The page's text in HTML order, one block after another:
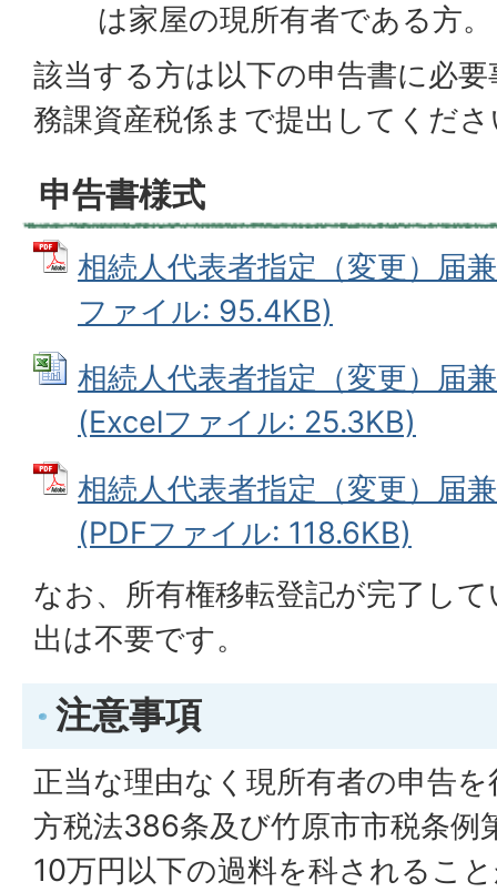
は家屋の現所有者である方。
該当する方は以下の申告書に必
務課資産税係まで提出してくだ
申告書様式
相続人代表者指定（変更）届
ファイル: 95.4KB)
相続人代表者指定（変更）届
(Excelファイル: 25.3KB)
相続人代表者指定（変更）届
(PDFファイル: 118.6KB)
なお、所有権移転登記が完了し
出は不要です。
注意事項
正当な理由なく現所有者の申告
方税法386条及び竹原市市税条例
10万円以下の過料を科されるこ